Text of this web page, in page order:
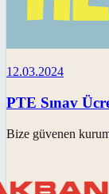
12.03.2024
PTE Sınav
Bize güvenen